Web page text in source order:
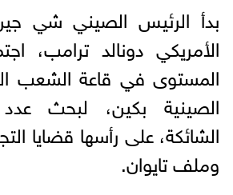
بدأ الرئيس الصيني شي
الأمريكي دونالد ترامب،
المستوى في قاعة الشعب
الصينية بكين، لبحث
الشائكة، على رأسها قضايا
وملف تايوان.